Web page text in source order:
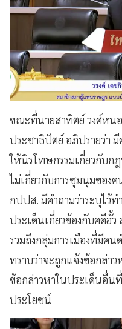
ขณะที่นายสาทิตย์ วงศ์หน
ประชาธิปัตย์ อภิปรายว่า
ให้นิรโทษกรรมเกี่ยวกับก
ไม่เกี่ยวกับการชุมนุมของ
กปปส. มีคำถามว่าระบุไว้
ประเด็นเกี่ยวข้องกับคดีฮั้
รวมถึงกลุ่มการเมืองที่มีคน
ทราบว่าจะถูกแจ้งข้อกล่า
ข้อกล่าวหาในประเด็นอื่น
ประโยชน์